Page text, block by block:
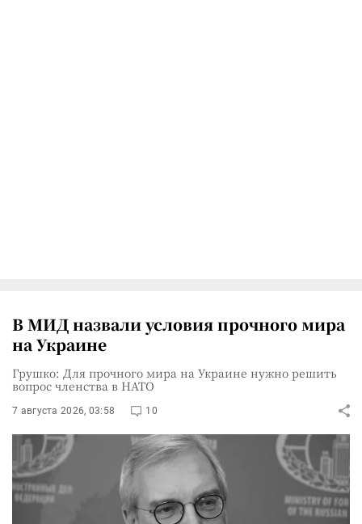
В МИД назвали условия прочного мира
на Украине
Грушко: Для прочного мира на Украине нужно решить
вопрос членства в НАТО
7 августа 2026, 03:58 10